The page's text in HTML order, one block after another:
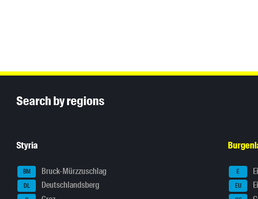
Search by regions
Styria
BM Bruck-Mürzzuschlag
DL Deutschlandsberg
E
EU